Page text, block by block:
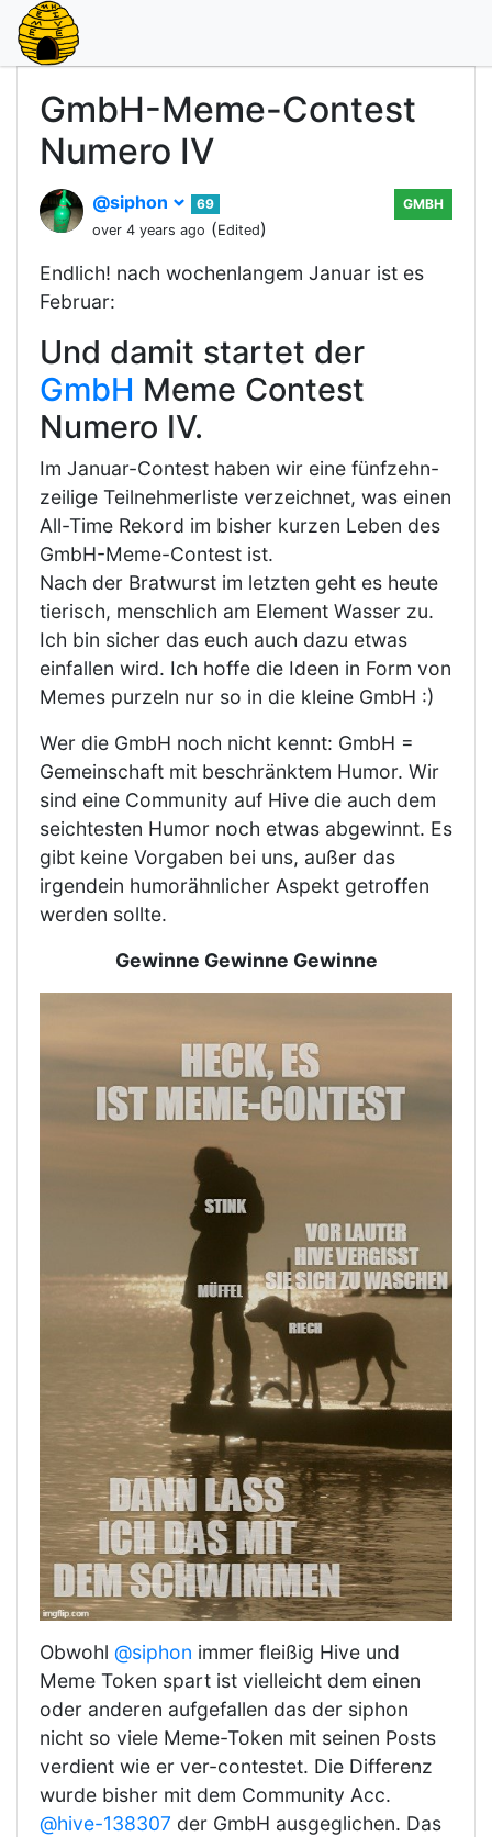
GmbH-Meme-Contest
Numero IV
@siphon
69
over 4 years ago (Edited)
GMBH
Endlich! nach wochenlangem Januar ist es
Februar:
Und damit startet der
GmbH Meme Contest
Numero IV.
Im Januar-Contest haben wir eine fünfzehn-
zeilige Teilnehmerliste verzeichnet, was einen
All-Time Rekord im bisher kurzen Leben des
GmbH-Meme-Contest ist.
Nach der Bratwurst im letzten geht es heute
tierisch, menschlich am Element Wasser zu.
Ich bin sicher das euch auch dazu etwas
einfallen wird. Ich hoffe die Ideen in Form von
Memes purzeln nur so in die kleine GmbH :)
Wer die GmbH noch nicht kennt: GmbH =
Gemeinschaft mit beschränktem Humor. Wir
sind eine Community auf Hive die auch dem
seichtesten Humor noch etwas abgewinnt. Es
gibt keine Vorgaben bei uns, außer das
irgendein humorähnlicher Aspekt getroffen
werden sollte.
Gewinne Gewinne Gewinne
Obwohl @siphon immer fleißig Hive und
Meme Token spart ist vielleicht dem einen
oder anderen aufgefallen das der siphon
nicht so viele Meme-Token mit seinen Posts
verdient wie er ver-contestet. Die Differenz
wurde bisher mit dem Community Acc.
@hive-138307 der GmbH ausgeglichen. Das